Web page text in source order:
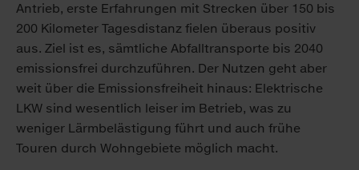
Antrieb, erste Erfahrungen mit Strecken über 150 bis
200 Kilometer Tagesdistanz fielen überaus positiv
aus. Ziel ist es, sämtliche Abfalltransporte bis 2040
emissionsfrei durchzuführen. Der Nutzen geht aber
weit über die Emissionsfreiheit hinaus: Elektrische
LKW sind wesentlich leiser im Betrieb, was zu
weniger Lärmbelästigung führt und auch frühe
Touren durch Wohngebiete möglich macht.